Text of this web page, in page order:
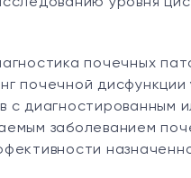
почечных
почечной дисфункции
с диагностированным
заболеванием